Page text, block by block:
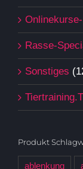
Rasse-
Sonstiges
Produkt
ablenkung